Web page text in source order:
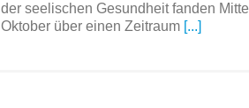
der seelischen Gesundheit fanden Mitte
Oktober über einen Zeitraum [...]